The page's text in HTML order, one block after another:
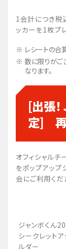
1会計につき税
ッカーを1枚プ
レシートの合
数に限りがご
なります。
[出張
定] 再
オフィシャルチ
をポップアップ
会にご利用くだ
ジャンボくん
シークレット
ルダー